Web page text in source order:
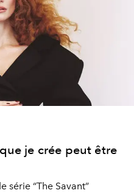
je crée peut être
série “The Savant”